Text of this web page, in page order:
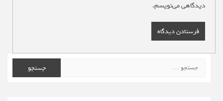
دیدگاهی می‌نویسم.
برای: